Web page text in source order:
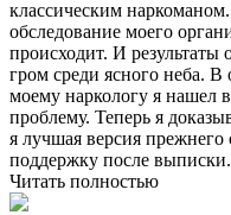
классическим
обследование моего
происходит. И результаты
гром среди ясного неба.
моему наркологу я нашел
проблему. Теперь я
я лучшая версия прежнего
поддержку после выписки.
Читать полностью